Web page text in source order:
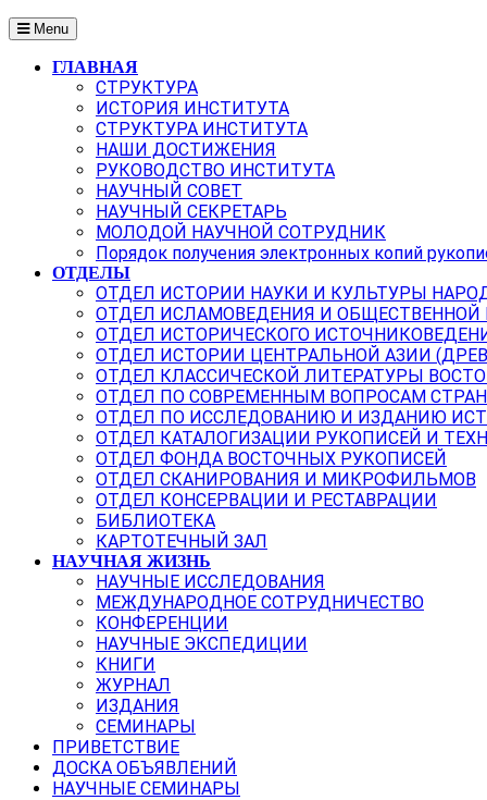
Menu
ГЛАВНАЯ
СТРУКТУРА
ИСТОРИЯ ИНСТИТУТА
СТРУКТУРА ИНСТИТУТА
НАШИ ДОСТИЖЕНИЯ
РУКОВОДСТВО ИНСТИТУТА
НАУЧНЫЙ СОВЕТ
НАУЧНЫЙ СЕКРЕТАРЬ
МОЛОДОЙ НАУЧНОЙ СОТРУДНИК
Порядок получения электронных копий
ОТДЕЛЫ
ОТДЕЛ ИСТОРИИ НАУКИ И КУЛЬТУРЫ
ОТДЕЛ ИСЛАМОВЕДЕНИЯ И
ОТДЕЛ ИСТОРИЧЕСКОГО
ОТДЕЛ ИСТОРИИ ЦЕНТРАЛЬНОЙ АЗИИ
ОТДЕЛ КЛАССИЧЕСКОЙ ЛИТЕРАТУРЫ
ОТДЕЛ ПО СОВРЕМЕННЫМ ВОПРОСАМ
ОТДЕЛ ПО ИССЛЕДОВАНИЮ И ИЗДАНИЮ
ОТДЕЛ КАТАЛОГИЗАЦИИ РУКОПИСЕЙ И
ОТДЕЛ ФОНДА ВОСТОЧНЫХ РУКОПИСЕЙ
ОТДЕЛ СКАНИРОВАНИЯ И МИКРОФИЛЬМОВ
ОТДЕЛ КОНСЕРВАЦИИ И РЕСТАВРАЦИИ
БИБЛИОТЕКА
КАРТОТЕЧНЫЙ ЗАЛ
НАУЧНАЯ ЖИЗНЬ
НАУЧНЫЕ ИССЛЕДОВАНИЯ
МЕЖДУНАРОДНОЕ СОТРУДНИЧЕСТВО
КОНФЕРЕНЦИИ
НАУЧНЫЕ ЭКСПЕДИЦИИ
КНИГИ
ЖУРНАЛ
ИЗДАНИЯ
СЕМИНАРЫ
ПРИВЕТСТВИЕ
ДОСКА ОБЪЯВЛЕНИЙ
НАУЧНЫЕ СЕМИНАРЫ